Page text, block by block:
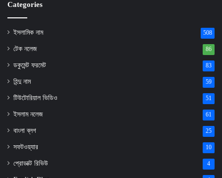
Categories
ইসলামিক নাম 508
টেক নলেজ 86
ডকুমেন্ট ফরমেট 83
হিন্দু নাম 59
টিউটোরিয়াল ভিডিও 51
ইসলাম নলেজ 61
বাংলা ব্লগ 25
সফটওয়্যার 10
প্রোডাক্ট রিভিউ 4